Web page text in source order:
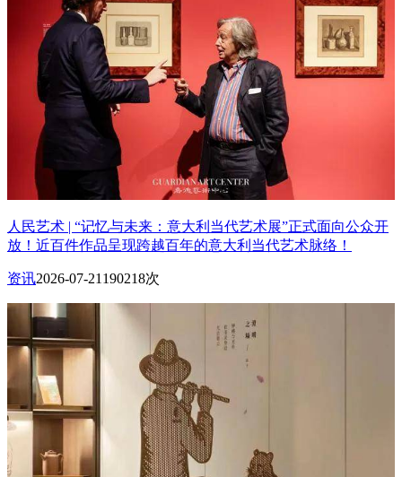
人民艺术 | “记忆与未来：意大利当代艺术展”正式面向公众开
放！近百件作品呈现跨越百年的意大利当代艺术脉络！
资讯2026-07-21 190218次